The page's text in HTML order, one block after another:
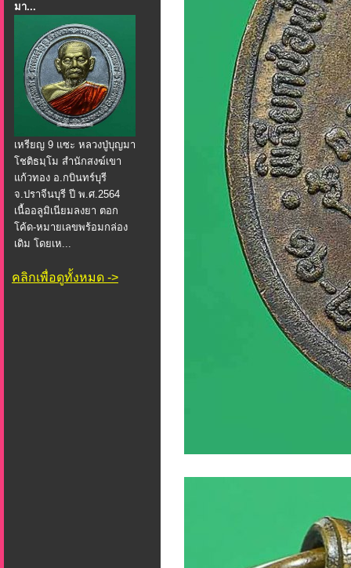
มา...
เหรียญ 9 แซะ หลวงปู่บุญมา
โชติธมฺโม สำนักสงฆ์เขา
แก้วทอง อ.กบินทร์บุรี
จ.ปราจีนบุรี ปี พ.ศ.2564
เนื้ออลูมิเนียมลงยา ตอก
โค้ด-หมายเลขพร้อมกล่อง
เดิม โดยเห...
คลิกเพื่อดูทั้งหมด ->